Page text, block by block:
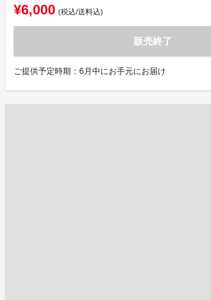
¥6,000 (税込/送料込)
販売終了
ご提供予定時期：6月中にお手元にお届け